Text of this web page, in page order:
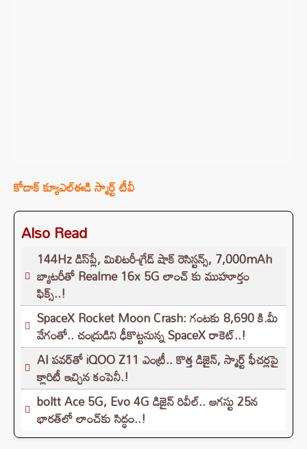
కోడాక్ క్యూఎల్ఈడి స్మార్ట్ టీవీ
Also Read
144Hz డిస్‌ప్లే, మిలిటరీ-గ్రేడ్ షాక్ రెసిస్టన్స్, 7,000mAh
బ్యాటరీతో Realme 16x 5G లాంచ్ కు ముహూర్తం
ఫిక్స్..!
SpaceX Rocket Moon Crash: గంటకు 8,690 కి.మీ
వేగంతో.. చంద్రుడిని ఢీకొట్టనున్న SpaceX రాకెట్‌..!
AI పవర్‌తో iQOO Z11 ఎంట్రీ.. కొత్త డిజైన్, స్మార్ట్ ఫీచర్లపై
క్లారిటీ ఇచ్చిన కంపెనీ.!
boltt Ace 5G, Evo 4G డిజైన్ రివీల్.. ఆగస్టు 25న
భారత్‌లో లాంచ్‌కు సిద్ధం..!